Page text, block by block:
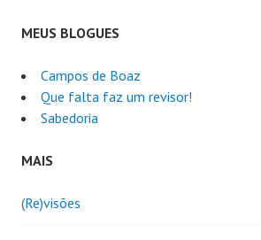
MEUS BLOGUES
Campos de Boaz
Que falta faz um revisor!
Sabedoria
MAIS
(Re)visões